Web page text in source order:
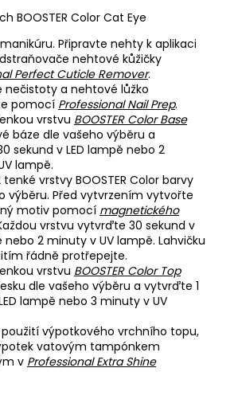
BOOSTER Color Cat Eye
Připravte nehty k aplikaci
nehtové kůžičky
Perfect Cuticle Remover.
nečistoty a nehtové lůžko
pomocí Professional Nail Prep.
vrstvu BOOSTER Color Base
báze dle vašeho výběru a
sekund v LED lampě nebo 2
lampě.
vrstvy BOOSTER Color barvy
výběru. Před vytvrzením vytvořte
motiv pomocí magnetického
vrstvu vytvrďte 30 sekund v
nebo 2 minuty v UV lampě. Lahvičku
řádně protřepejte.
vrstvu BOOSTER Color Top
dle vašeho výběru a vytvrďte 1
lampě nebo 3 minuty v UV
výpotkového vrchního topu,
vatovým tampónkem
v Professional Extra Shine